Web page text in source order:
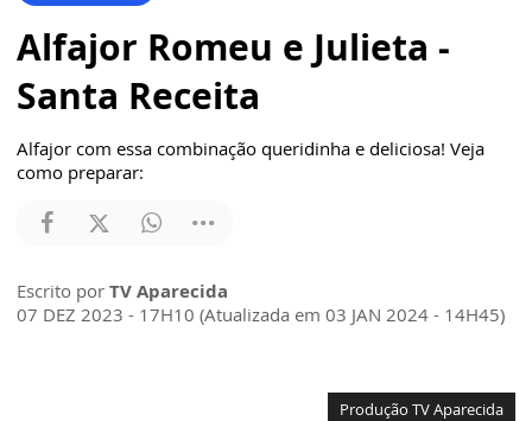
Alfajor Romeu e Julieta -
Santa Receita
Alfajor com essa combinação queridinha e deliciosa! Veja
como preparar:
Escrito por TV Aparecida
07 DEZ 2023 - 17H10 (Atualizada em 03 JAN 2024 - 14H45)
Produção TV Aparecida